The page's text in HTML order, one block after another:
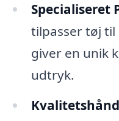
Specialiseret
tilpasser tøj
giver en unik
udtryk.